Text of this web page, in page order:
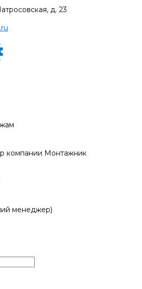
д. 23
компании Монтажник
менеджер)